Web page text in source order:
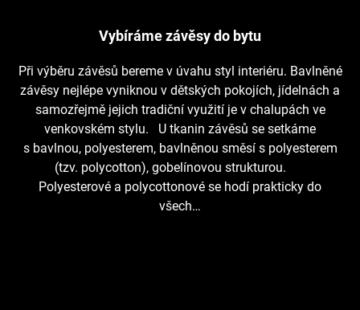
Vybíráme závěsy do bytu
Při výběru závěsů bereme v úvahu styl interiéru. Bavlněné
závěsy nejlépe vyniknou v dětských pokojích, jídelnách a
samozřejmě jejich tradiční využití je v chalupách ve
venkovském stylu. U tkanin závěsů se setkáme
s bavlnou, polyesterem, bavlněnou směsí s polyesterem
(tzv. polycotton), gobelínovou strukturou.
Polyesterové a polycottonové se hodí prakticky do
všech…